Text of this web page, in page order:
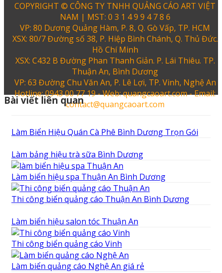
COPYRIGHT © CÔNG TY TNHH QUẢNG CÁO ART VIỆT
NAM | MST: 0 3 1 4 9 9 4 7 8 6
VP: 80 Dương Quảng Hàm, P. 8, Q. Gò Vấp, TP. HCM
XSX: 80/7 Đường số 38, P. Hiệp Bình Chánh, Q. Thủ Đức.
Hồ Chí Minh
XSX: C432 B Đường Phan Thanh Giản. P. Lái Thiêu. TP.
Thuận An, Bình Dương
VP: 63 Đường Chu Văn An, P. Lê Lợi, TP. Vinh, Nghệ An
Hotline: 0943 00 77 19 - Web: quangcaoart.com - Email:
contact@quangcaoart.com
Bài viết liên quan
Làm Biển Hiệu Quán Cà Phê Bình Dương Trọn Gói
Làm bảng hiệu trà sữa Bình Dương
Làm biển hiệu spa Thuận An Bình Dương
Thi công biển quảng cáo Thuận An Bình Dương
Làm biển hiệu salon tóc Thuận An
Thi công biển quảng cáo Vinh
Làm biển quảng cáo Nghệ An giá rẻ